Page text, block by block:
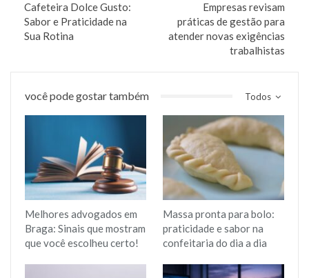
Cafeteira Dolce Gusto:
Sabor e Praticidade na
Sua Rotina
Empresas revisam
práticas de gestão para
atender novas exigências
trabalhistas
Todos
você pode gostar também
Melhores advogados em
Braga: Sinais que mostram
que você escolheu certo!
Massa pronta para bolo:
praticidade e sabor na
confeitaria do dia a dia